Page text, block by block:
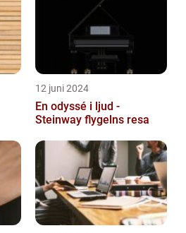
12 juni 2024
En odyssé i ljud -
Steinway flygelns resa